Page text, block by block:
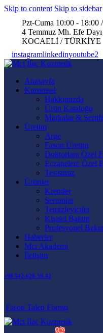
Skip to content Skip to sidebar
Pzt-Cuma 10:00 - 18:00
4 Temmuz Mh. Efe
KOCAELİ / TÜRKİYE
instagramlinkedinyoutube2
Anasayfa
Kurumsal
Hakkımızda
Ürün Kataloğu
Markalar &
Üretim
Arge
Fason Üretim
Doktorlara Özel
Eczanelere Özel
Tesisimiz
Ürünler
Kremler
Serumlar
Temizleyiciler
Kişisel Bakım
Profesyonel
Haberler
Mct Akademi
İletişim
+90 542-628-50-42
Fason Talep Formu